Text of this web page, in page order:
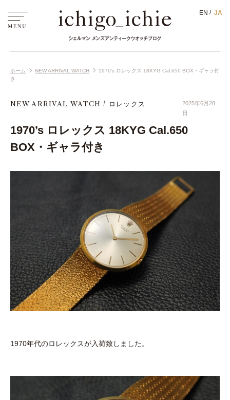
ホーム NEW ARRIVAL WATCH
1970’s ロレックス 18KYG Cal.650 BOX・ギャラ付
き
NEW ARRIVAL WATCH ロレックス
2025年6月28
日
1970’s ロレックス 18KYG Cal.650
BOX・ギャラ付き
1970年代のロレックスが入荷致しました。
EN JA